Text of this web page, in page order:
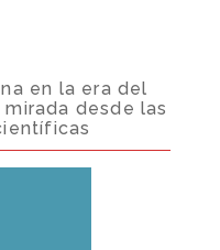
en la era del
desde las